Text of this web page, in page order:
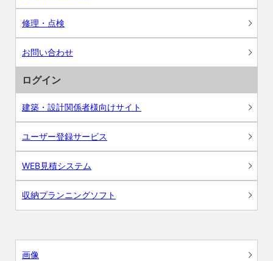
修理・点検
お問い合わせ
ログイン
建築・設計関係者様向けサイト
ユーザー登録サービス
WEB見積システム
収納プランニングソフト
画像